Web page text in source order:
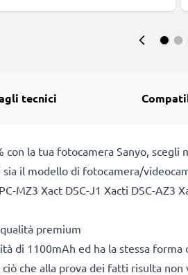
tecnici
la tua fotocamera Sanyo, scegli
il modello di fotocamera/
MZ3 Xact DSC-J1 Xacti DSC-AZ3
premium
di 1100mAh ed ha la stessa
che alla prova dei fatti risulta